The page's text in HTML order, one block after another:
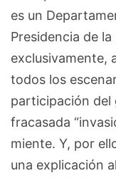
es un
Presidencia de
exclusivamente,
todos los
participación del
fracasada
miente. Y, por
una explicación